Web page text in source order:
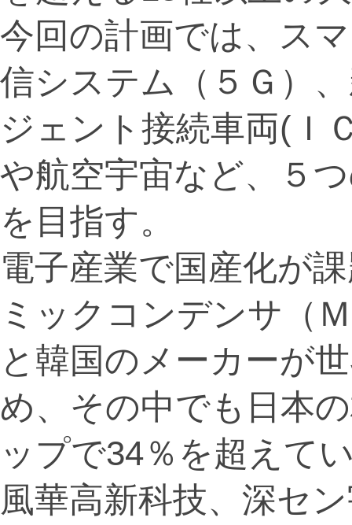
今回の計画では、ス
信システム（５Ｇ）
ジェント接続車両(Ｉ
や航空宇宙など、５
を目指す。
電子産業で国産化が
ミックコンデンサ（
と韓国のメーカーが
め、その中でも日本
ップで34％を超えて
風華高新科技、深セ